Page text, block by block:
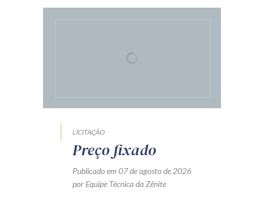
LICITAÇÃO
Preço fixado
Publicado em 07 de agosto de 2026
por Equipe Técnica da Zênite